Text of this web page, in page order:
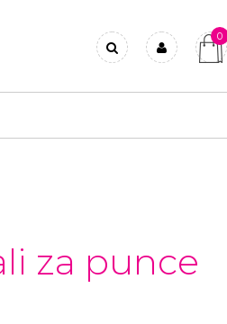
0
za punce